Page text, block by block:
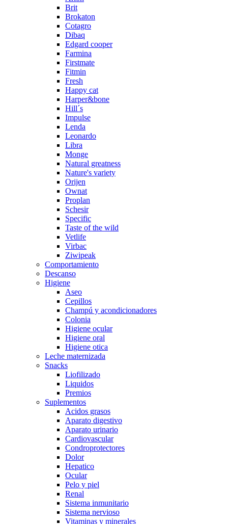
Brit
Brokaton
Cotagro
Dibaq
Edgard cooper
Farmina
Firstmate
Fitmin
Fresh
Happy cat
Harper&bone
Hill´s
Impulse
Lenda
Leonardo
Libra
Monge
Natural greatness
Nature's variety
Orijen
Ownat
Proplan
Schesir
Specific
Taste of the wild
Vetlife
Virbac
Ziwipeak
Comportamiento
Descanso
Higiene
Aseo
Cepillos
Champú y acondicionadores
Colonia
Higiene ocular
Higiene oral
Higiene otica
Leche maternizada
Snacks
Liofilizado
Liquidos
Premios
Suplementos
Acidos grasos
Aparato digestivo
Aparato urinario
Cardiovascular
Condroprotectores
Dolor
Hepatico
Ocular
Pelo y piel
Renal
Sistema inmunitario
Sistema nervioso
Vitaminas y minerales